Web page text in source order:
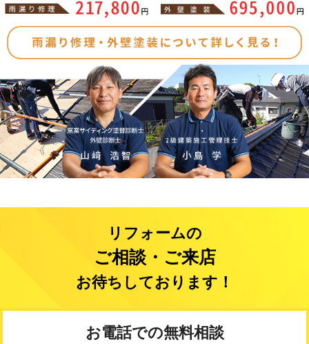
リフォームの
ご相談・ご来店
お待ちしております！
お電話での無料相談